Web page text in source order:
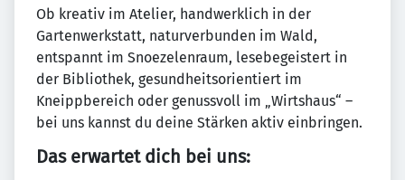
Ob kreativ im Atelier, handwerklich in der
Gartenwerkstatt, naturverbunden im Wald,
entspannt im Snoezelenraum, lesebegeistert in
der Bibliothek, gesundheitsorientiert im
Kneippbereich oder genussvoll im „Wirtshaus“ –
bei uns kannst du deine Stärken aktiv einbringen.
Das erwartet dich bei uns: